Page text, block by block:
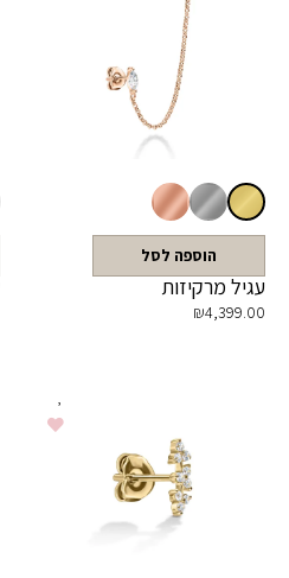
הוספה לסל
עגיל מרקיזות
₪4,399.00